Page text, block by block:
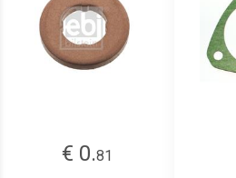
€ 0.81